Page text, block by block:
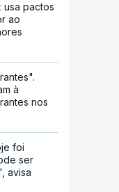
usa pactos
ao
à
nos
foi
ser
avisa